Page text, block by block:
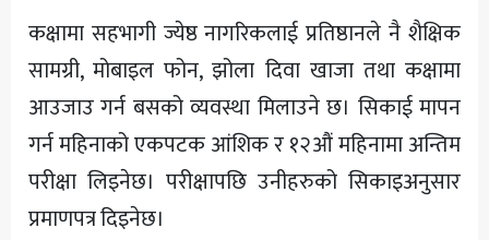
कक्षामा सहभागी ज्येष्ठ नागरिकलाई प्रतिष्ठानले नै शैक्षिक
सामग्री, मोबाइल फोन, झोला दिवा खाजा तथा कक्षामा
आउजाउ गर्न बसको व्यवस्था मिलाउने छ। सिकाई मापन
गर्न महिनाको एकपटक आंशिक र १२औं महिनामा अन्तिम
परीक्षा लिइनेछ। परीक्षापछि उनीहरुको सिकाइअनुसार
प्रमाणपत्र दिइनेछ।